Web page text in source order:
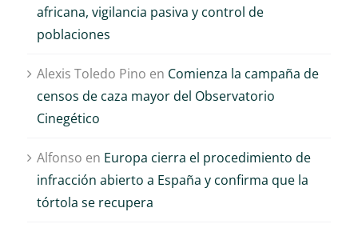
africana, vigilancia pasiva y control de
poblaciones
Alexis Toledo Pino en Comienza la campaña de
censos de caza mayor del Observatorio
Cinegético
Alfonso en Europa cierra el procedimiento de
infracción abierto a España y confirma que la
tórtola se recupera